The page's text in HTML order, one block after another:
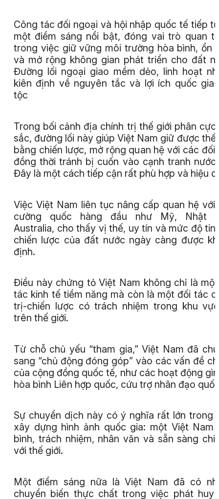
Công tác đối ngoại và hội nhập quốc tế tiếp
một điểm sáng nổi bật, đóng vai trò quan
trong việc giữ vững môi trường hòa bình, ổn
và mở rộng không gian phát triển cho đất
Đường lối ngoại giao mềm dẻo, linh hoạt
kiên định về nguyên tắc và lợi ích quốc
tộc
Trong bối cảnh địa chính trị thế giới phân cực
sắc, đường lối này giúp Việt Nam giữ được thế
bằng chiến lược, mở rộng quan hệ với các đối
đồng thời tránh bị cuốn vào cạnh tranh nước
Đây là một cách tiếp cận rất phù hợp và hiệu
Việc Việt Nam liên tục nâng cấp quan hệ với
cường quốc hàng đầu như Mỹ, Nhật
Australia, cho thấy vị thế, uy tín và mức độ tin
chiến lược của đất nước ngày càng được
định.
Điều này chứng tỏ Việt Nam không chỉ là
tác kinh tế tiềm năng mà còn là một đối tác
trị-chiến lược có trách nhiệm trong khu
trên thế giới.
Từ chỗ chủ yếu “tham gia,” Việt Nam đã
sang “chủ động đóng góp” vào các vấn đề
của cộng đồng quốc tế, như các hoạt động
hòa bình Liên hợp quốc, cứu trợ nhân đạo
Sự chuyển dịch này có ý nghĩa rất lớn trong
xây dựng hình ảnh quốc gia: một Việt Nam
bình, trách nhiệm, nhân văn và sẵn sàng
với thế giới.
Một điểm sáng nữa là Việt Nam đã có
chuyển biến thực chất trong việc phát huy